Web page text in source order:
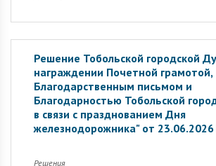
Решение Тобольской городской
награждении Почетной грамотой,
Благодарственным письмом и
Благодарностью Тобольской
в связи с празднованием Дня
железнодорожника" от
Решения